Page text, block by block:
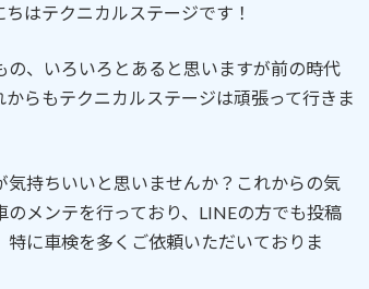
はテクニカルステージです！
、いろいろとあると思いますが前の時代
らもテクニカルステージは頑張って行きま
持ちいいと思いませんか？これからの気
メンテを行っており、LINEの方でも投稿
に車検を多くご依頼いただいておりま